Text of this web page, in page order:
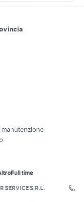
Full time
SERVICE S.R.L.